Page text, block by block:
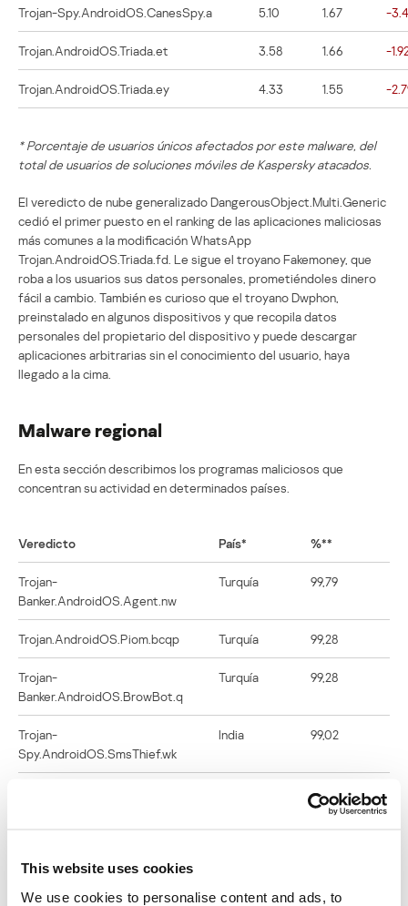
This website uses cookies
We use cookies to personalise content and ads, to
Trojan-Spy.AndroidOS.CanesSpy.a 5.10 1.67 -
Trojan.AndroidOS.Triada.et 3.58 1.66 -
Trojan.AndroidOS.Triada.ey 4.33 1.55 -
* Porcentaje de usuarios únicos afectados por este malware, del
total de usuarios de soluciones móviles de Kaspersky atacados.
El veredicto de nube generalizado DangerousObject.Multi.Generic
cedió el primer puesto en el ranking de las aplicaciones maliciosas
más comunes a la modificación WhatsApp
Trojan.AndroidOS.Triada.fd. Le sigue el troyano Fakemoney, que
roba a los usuarios sus datos personales, prometiéndoles dinero
fácil a cambio. También es curioso que el troyano Dwphon,
preinstalado en algunos dispositivos y que recopila datos
personales del propietario del dispositivo y puede descargar
aplicaciones arbitrarias sin el conocimiento del usuario, haya
llegado a la cima.
Malware regional
En esta sección describimos los programas maliciosos que
concentran su actividad en determinados países.
Veredicto País* %**
Trojan-
Banker.AndroidOS.Agent.nw
Turquía 99,79
Trojan.AndroidOS.Piom.bcqp Turquía 99,28
Trojan-
Banker.AndroidOS.BrowBot.q
Turquía 99,28
Trojan-
Spy.AndroidOS.SmsThief.wk
India 99,02
98,97